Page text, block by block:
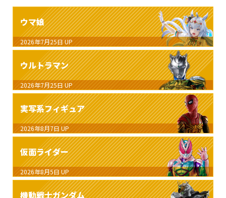
ウマ娘
2026年7月25日 UP
ウルトラマン
2026年7月25日 UP
実写系フィギュア
2026年8月7日 UP
仮面ライダー
2026年8月5日 UP
機動戦士ガンダム